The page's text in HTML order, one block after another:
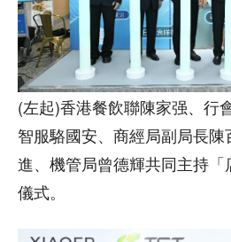
(左起)香港餐飲聯陳家强、行
智服駱國安、商經局副局長
進、機管局曾德輝共同主持
儀式。